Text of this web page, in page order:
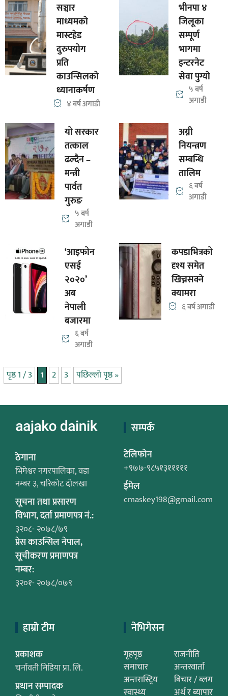
सञ्चार
माध्यमको
मास्टहेड
दुरुपयोग
प्रति
काउन्सिलको
ध्यानाकर्षण
४ बर्ष अगाडी
भीनपा ४
जिलूका
सम्पूर्ण
भागमा
इन्टरनेट
सेवा पुग्यो
५ बर्ष
अगाडी
यो सरकार
तत्काल
ढल्दैन –
मन्त्री
पार्वत
गुरुङ
५ बर्ष
अगाडी
अग्नी
नियन्त्रण
सम्बन्धि
तालिम
६ बर्ष
अगाडी
‘आइफोन
एसई
२०२०’
अब
नेपाली
बजारमा
६ बर्ष
अगाडी
कपडाभित्रको
दृश्य समेत
खिच्नसक्ने
क्यामरा
६ बर्ष अगाडी
पृष्ठ 1 / 3 1 2 3 पछिल्लो पृष्ठ »
ठेगाना
भिमेश्वर नगरपालिका, वडा
नम्बर ३, चरिकोट दोलखा
सूचना तथा प्रसारण
विभाग, दर्ता प्रमाणपत्र नं.:
३२०८- २०७८/७९
प्रेस काउन्सिल नेपाल,
सूचीकरण प्रमाणपत्र
नम्बर:
३२०१- २०७८/०७९
सम्पर्क
टेलिफोन
+९७७-९८५१३१११११
ईमेल
cmaskey198@gmail.com
हाम्रो टीम
प्रकाशक
चर्नावती मिडिया प्रा. लि.
प्रधान सम्पादक
नेभिगेसन
गृहपृष्ठ
राजनीति
समाचार
अन्तरवार्ता
अन्तरास्ट्रिय
बिचार / ब्लग
स्वास्थ्य
अर्थ र ब्यापार